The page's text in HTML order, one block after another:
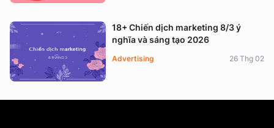
18+ Chiến dịch marketing 8/3 ý
nghĩa và sáng tạo 2026
Advertising 26 Thg 02